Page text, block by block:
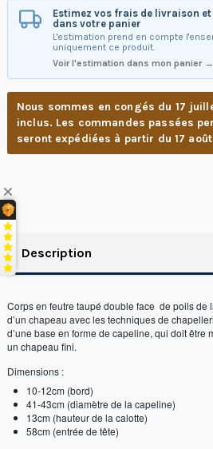
Estimez vos frais de livraison
dans votre panier
L'estimation prend en compte
uniquement ce produit.
Voir l'estimation dans mon panier →
Nous sommes en congés du 17
inclus. Les commandes passées
seront expédiées à partir du 17
Description
Corps en feutre taupé double face de poils de
d’un chapeau avec les techniques de
d’une base en forme de capeline, qui doit être
un chapeau fini.
Dimensions :
10-12cm (bord)
41-43cm (diamètre de la capeline)
13cm (hauteur de la calotte)
58cm (entrée de tête)